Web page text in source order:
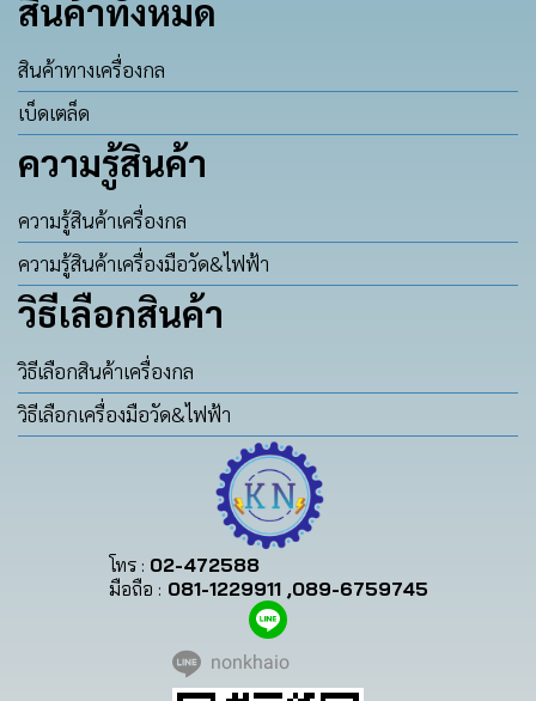
สินค้าทั้งหมด
สินค้าทางเครื่องกล
เบ็ดเตล็ด
ความรู้สินค้า
ความรู้สินค้าเครื่องกล
ความรู้สินค้าเครื่องมือวัด&ไฟฟ้า
วิธีเลือกสินค้า
วิธีเลือกสินค้าเครื่องกล
วิธีเลือกเครื่องมือวัด&ไฟฟ้า
โทร : 02-472588
มือถือ : 081-1229911 ,089-6759745
nonkhaio